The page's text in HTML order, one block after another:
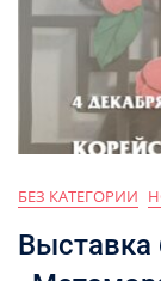
БЕЗ КАТЕГОРИИ
Выставка